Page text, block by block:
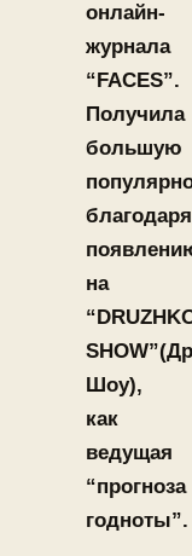
онлайн-
журнала
“FACES”.
Получила
большую
благодаря
на
Шоу),
как
ведущая
“прогноза
годноты”.